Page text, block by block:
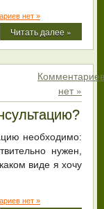
нет »
Читать далее »
Комментариев
нет »
необходимо:
нужен,
виде я хочу
нет »